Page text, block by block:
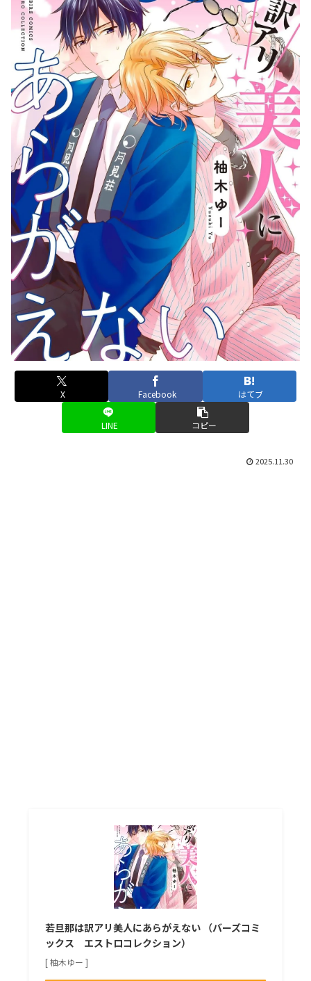
X Facebook はてブ
LINE コピー
2025.11.30
若旦那は訳アリ美人にあらがえない （バーズコミ
ックス エストロコレクション）
[ 柚木ゆー ]